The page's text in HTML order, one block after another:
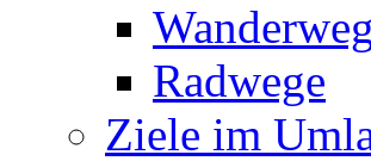
Radwege
Ziele im